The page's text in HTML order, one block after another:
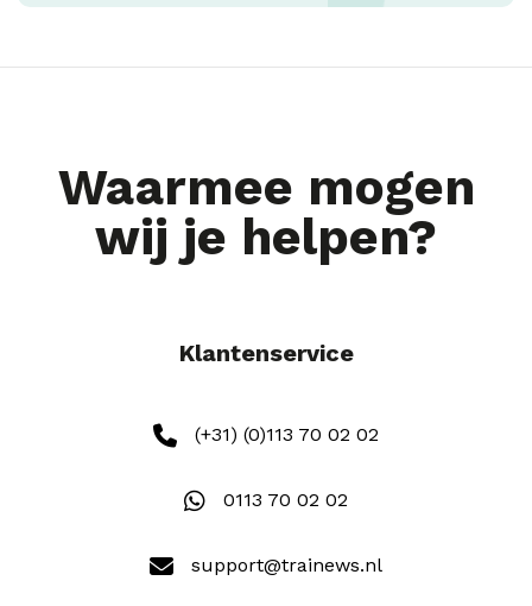
Waarmee mogen
wij je helpen?
Klantenservice
(+31) (0)113 70 02 02
0113 70 02 02
support@trainews.nl